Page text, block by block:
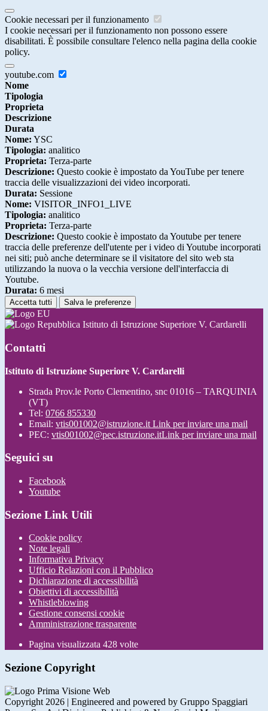
Cookie necessari per il funzionamento
I cookie necessari per il funzionamento non possono essere
disabilitati. È possibile consultare l'elenco nella pagina della cookie
policy.
youtube.com
Nome
Tipologia
Proprieta
Descrizione
Durata
Nome: YSC
Tipologia: analitico
Proprieta: Terza-parte
Descrizione: Questo cookie è impostato da YouTube per tenere
traccia delle visualizzazioni dei video incorporati.
Durata: Sessione
Nome: VISITOR_INFO1_LIVE
Tipologia: analitico
Proprieta: Terza-parte
Descrizione: Questo cookie è impostato da Youtube per tenere
traccia delle preferenze dell'utente per i video di Youtube incorporati
nei siti; può anche determinare se il visitatore del sito web sta
utilizzando la nuova o la vecchia versione dell'interfaccia di
Youtube.
Durata: 6 mesi
Accetta tutti Salva le preferenze
Istituto di Istruzione Superiore V. Cardarelli
Contatti
Istituto di Istruzione Superiore V. Cardarelli
Strada Prov.le Porto Clementino, snc 01016 – TARQUINIA
(VT)
Tel: 0766 855330
Email: vtis001002@istruzione.it Link per inviare una mail
PEC: vtis001002@pec.istruzione.itLink per inviare una mail
Seguici su
Facebook
Youtube
Sezione Link Utili
Cookie policy
Note legali
Informativa Privacy
Ufficio Relazioni con il Pubblico
Dichiarazione di accessibilità
Obiettivi di accessibilità
Whistleblowing
Gestione consensi cookie
Amministrazione trasparente
Pagina visualizzata 428 volte
Sezione Copyright
Copyright 2026 | Engineered and powered by Gruppo Spaggiari